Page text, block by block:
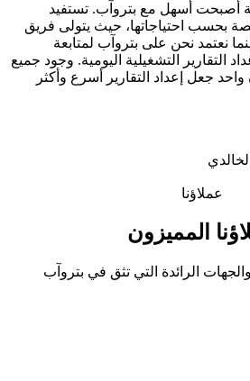
من 1,400 مركبة أصبحت أسهل مع بتروآب. تستفيد
بحسب احتياجاتها، حيث يتولى فريق
نعتمد نحن على بتروآب لمتابعة
التقارير التشغيلية اليومية. وجود جميع
جعل إعداد التقارير أسرع وأكثر
عملاؤنا
المميزون
الرائدة التي تثق في بتروآب